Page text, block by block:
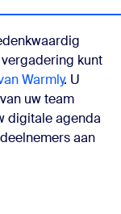
kunt
Warmly. U
uw team
digitale agenda
aan